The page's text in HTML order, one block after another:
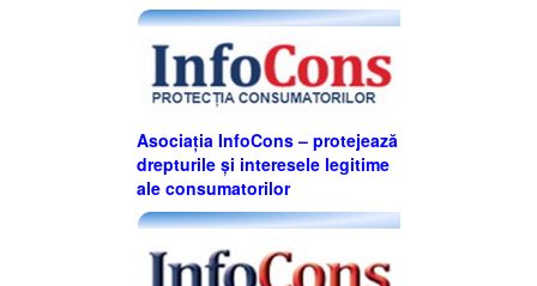
Asociația InfoCons – protejează
drepturile și interesele legitime
ale consumatorilor